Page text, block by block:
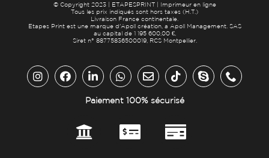
© Copyright 2023 | ETAPESPRINT | Imprimeur en ligne
Tous les prix indiqués sont hors taxes (H.T.)
Livraison France continentale.
Etapes Print est une marque d'Apoll création, a Apoll Management. SAS
au capital de 1 195 600,00 €,
Siret n° 88775836500019, RCS Montpellier.
Paiement 100% sécurisé